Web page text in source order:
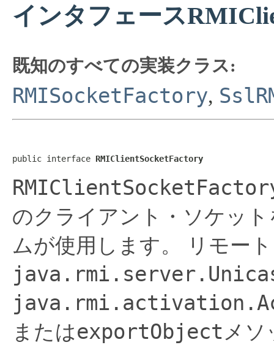
インタフェース
既知のすべての実装クラス:
RMISocketFactory,
public interface RMIClientSocketFactory
のクライアント・ソケッ
ムが使用します。
リモー
またはexportObject メソ